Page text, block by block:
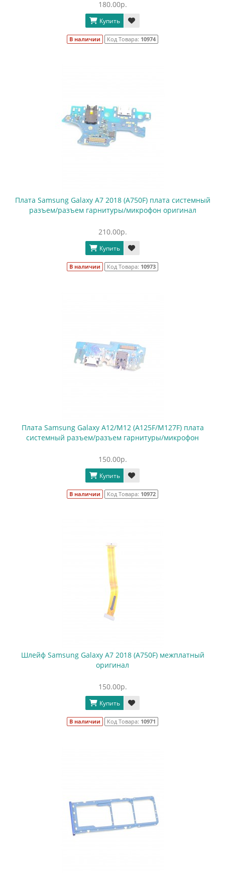
180.00р.
Купить
В наличии Код Товара: 10974
Плата Samsung Galaxy A7 2018 (A750F) плата системный
разъем/разъем гарнитуры/микрофон оригинал
210.00р.
Купить
В наличии Код Товара: 10973
Плата Samsung Galaxy A12/M12 (A125F/M127F) плата
системный разъем/разъем гарнитуры/микрофон
150.00р.
Купить
В наличии Код Товара: 10972
Шлейф Samsung Galaxy A7 2018 (A750F) межплатный
оригинал
150.00р.
Купить
В наличии Код Товара: 10971